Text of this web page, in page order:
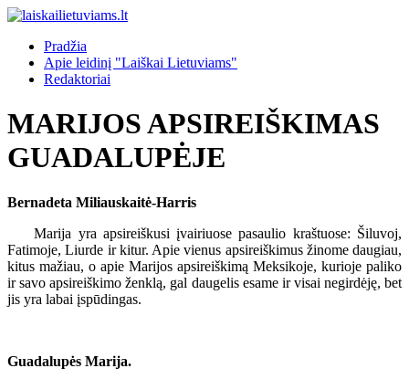
Pradžia
Apie leidinį "Laiškai Lietuviams"
Redaktoriai
MARIJOS APSIREIŠKIMAS
GUADALUPĖJE
Bernadeta Miliauskaitė-Harris
Marija yra apsireiškusi įvairiuose pasaulio kraštuose: Šiluvoj,
Fatimoje, Liurde ir kitur. Apie vienus apsireiškimus žinome daugiau,
kitus mažiau, o apie Marijos apsireiškimą Meksikoje, kurioje paliko
ir savo apsireiškimo ženklą, gal daugelis esame ir visai negirdėję, bet
jis yra labai įspūdingas.
Guadalupės Marija.